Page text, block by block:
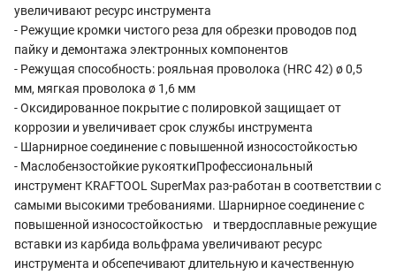
увеличивают ресурс инструмента
- Режущие кромки чистого реза для обрезки проводов под
пайку и демонтажа электронных компонентов
- Режущая способность: рояльная проволока (HRC 42) ø 0,5
мм, мягкая проволока ø 1,6 мм
- Оксидированное покрытие с полировкой защищает от
коррозии и увеличивает срок службы инструмента
- Шарнирное соединение с повышенной износостойкостью
- Маслобензостойкие рукояткиПрофессиональный
инструмент KRAFTOOL SuperMax раз-работан в соответствии с
самыми высокими требованиями. Шарнирное соединение с
повышенной износостойкостью и твердосплавные режущие
вставки из карбида вольфрама увеличивают ресурс
инструмента и обсепечивают длительную и качественную